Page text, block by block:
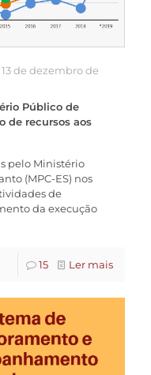
13 de dezembro de
Público de
de recursos aos
pelo Ministério
(MPC-ES) nos
de
da execução
15 Ler mais